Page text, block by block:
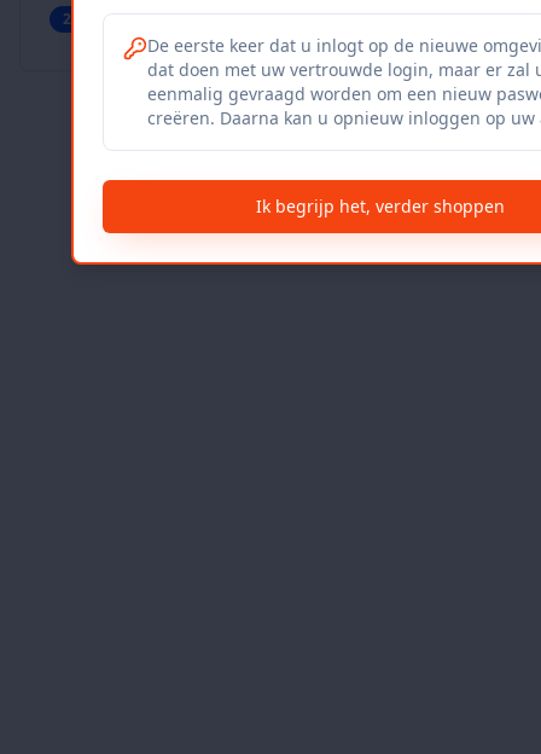
27 producten Geverifieerd Bekijk winkel
De eerste keer dat u inlogt op de nieuwe
dat doen met uw vertrouwde login, maar er zal
eenmalig gevraagd worden om een nieuw
creëren. Daarna kan u opnieuw inloggen op uw
Ik begrijp het, verder shoppen